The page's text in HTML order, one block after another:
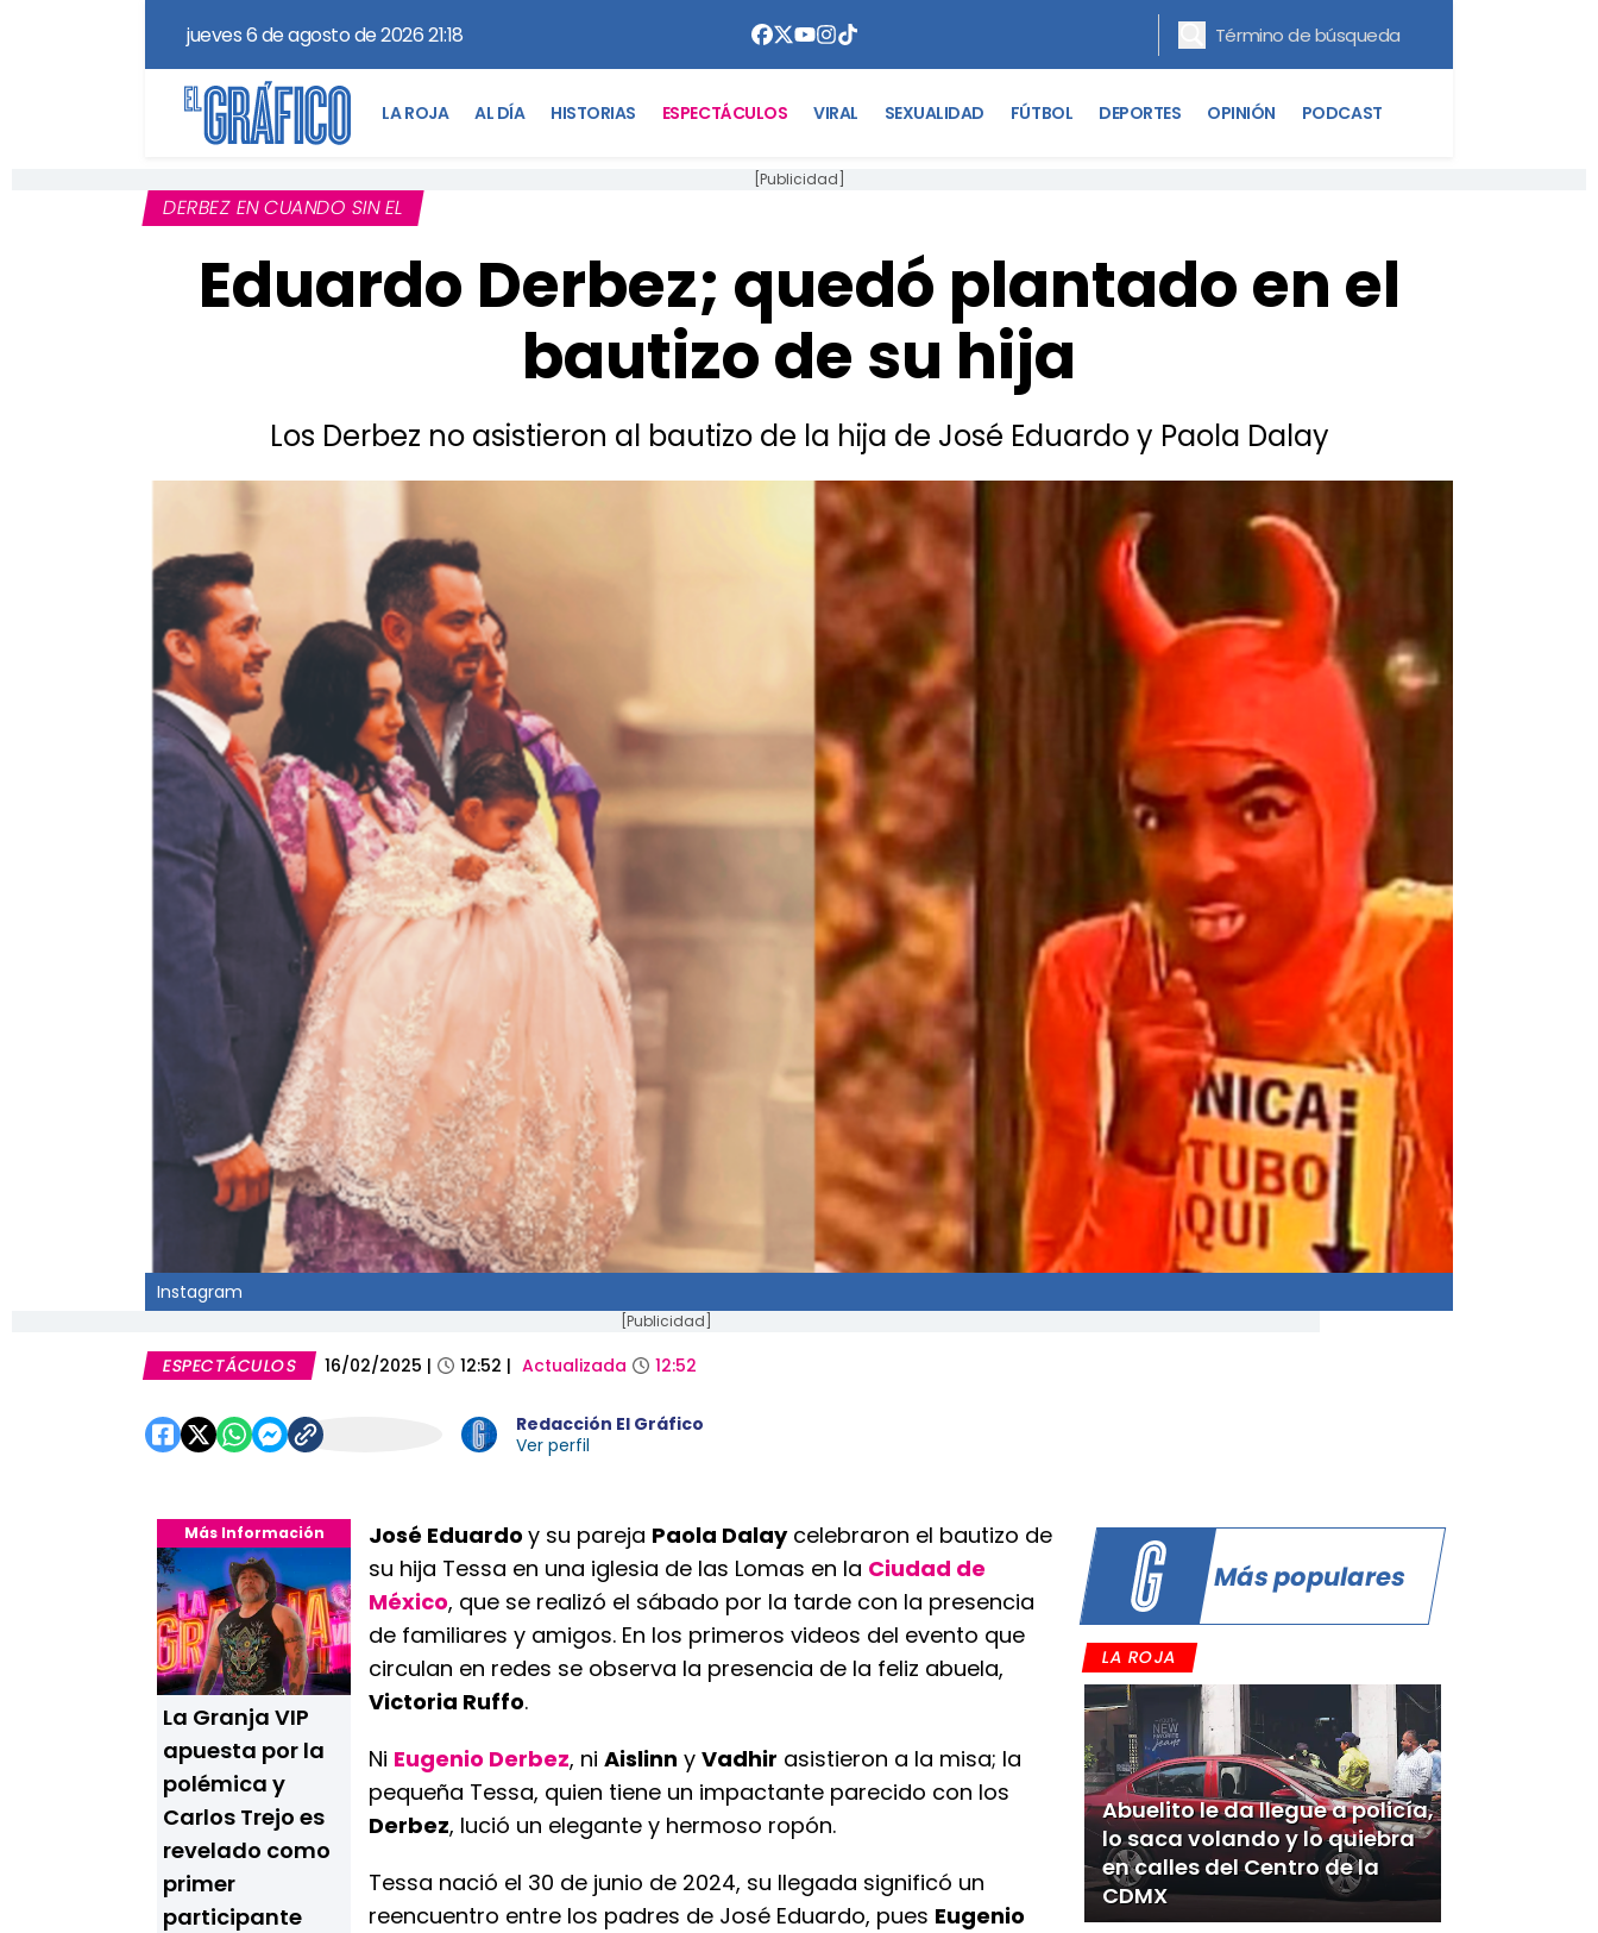
jueves 6 de agosto de 2026 21:18
LA ROJA AL DÍA HISTORIAS ESPECTÁCULOS VIRAL SEXUALIDAD FÚTBOL DEPORTES OPINIÓN PODCAST
[Publicidad]
DERBEZ EN CUANDO SIN EL
Eduardo Derbez; quedó plantado en el
bautizo de su hija
Los Derbez no asistieron al bautizo de la hija de José Eduardo y Paola Dalay
Instagram
[Publicidad]
ESPECTÁCULOS 16/02/2025 | 12:52 | Actualizada 12:52
Redacción El Gráfico
Ver perfil
Más Información
La Granja VIP
apuesta por la
polémica y
Carlos Trejo es
revelado como
primer
participante
José Eduardo y su pareja Paola Dalaycelebraron el bautizo de
su hija Tessa en una iglesia de las Lomas en la Ciudad de
México, que se realizó el sábado por la tarde con la presencia
de familiares y amigos. En los primeros videos del evento que
circulan en redes se observa la presencia de la feliz abuela,
Victoria Ruffo.
Ni Eugenio Derbez, ni Aislinn y Vadhir asistieron a la misa; la
pequeña Tessa, quien tiene un impactante parecido con los
Derbez, lució un elegante y hermoso ropón.
Tessa nació el 30 de junio de 2024, su llegada significó un
reencuentro entre los padres de José Eduardo, pues Eugenio
Más populares
LA ROJA
Abuelito le da llegue a policía,
lo saca volando y lo quiebra
en calles del Centro de la
CDMX